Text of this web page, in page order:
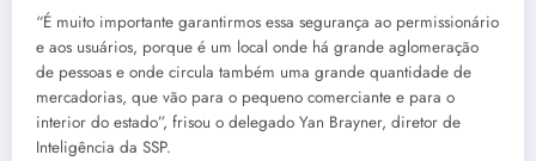
“É muito importante garantirmos essa segurança ao permissionário
e aos usuários, porque é um local onde há grande aglomeração
de pessoas e onde circula também uma grande quantidade de
mercadorias, que vão para o pequeno comerciante e para o
interior do estado”, frisou o delegado Yan Brayner, diretor de
Inteligência da SSP.